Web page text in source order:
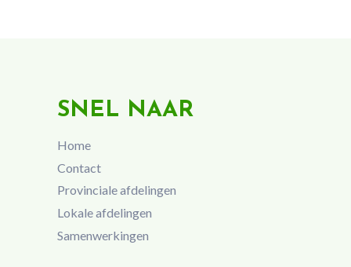
SNEL NAAR
Home
Contact
Provinciale afdelingen
Lokale afdelingen
Samenwerkingen